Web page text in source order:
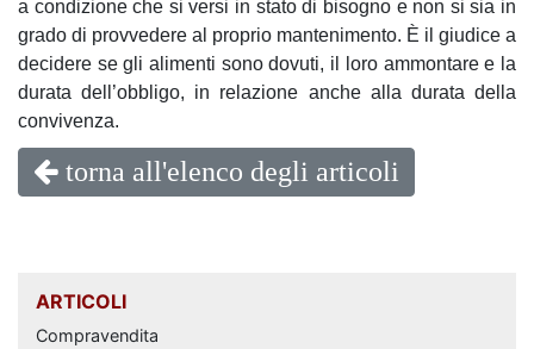
a condizione che si versi in stato di bisogno e non si sia in
grado di provvedere al proprio mantenimento. È il giudice a
decidere se gli alimenti sono dovuti, il loro ammontare e la
durata dell’obbligo, in relazione anche alla durata della
convivenza.
torna all'elenco degli articoli
ARTICOLI
Compravendita